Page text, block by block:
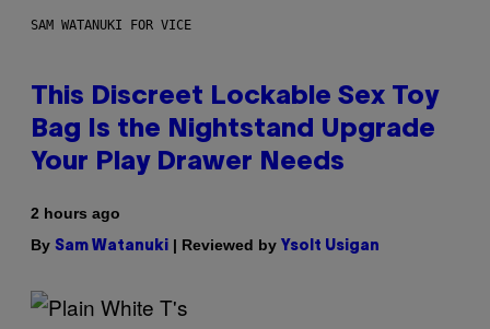
SAM WATANUKI FOR VICE
This Discreet Lockable Sex Toy
Bag Is the Nightstand Upgrade
Your Play Drawer Needs
2 hours ago
By Sam Watanuki | Reviewed by Ysolt Usigan